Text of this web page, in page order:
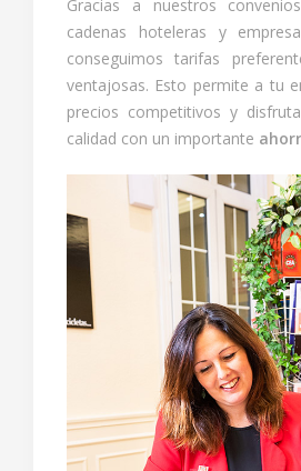
Gracias a nuestros
cadenas hoteleras y
conseguimos tarifas
ventajosas. Esto permite a tu
precios competitivos y
calidad con un importante